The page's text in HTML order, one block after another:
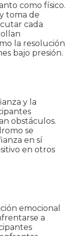
como físico.
toma de
cada
la resolución
bajo presión.
y la
obstáculos.
se
en sí
en otros
emocional
a